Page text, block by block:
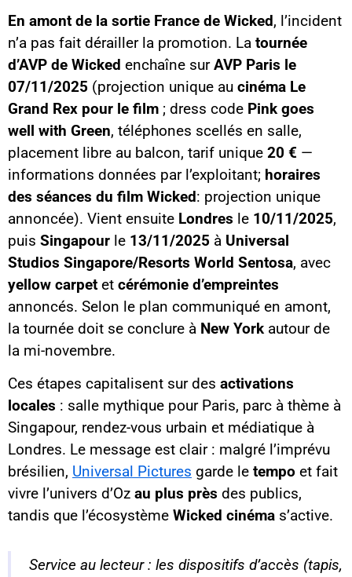
En amont de la sortie France de Wicked, l’incident
n’a pas fait dérailler la promotion. La tournée
d’AVP de Wicked enchaîne surAVP Paris le
07/11/2025 (projection unique au cinéma Le
Grand Rex pour le film ; dress code Pink goes
well with Green, téléphones scellés en salle,
placement libre au balcon, tarif unique 20 € —
informations données par l’exploitant; horaires
des séances du film Wicked: projection unique
annoncée). Vient ensuite Londres le 10/11/2025,
puis Singapour le 13/11/2025 à Universal
Studios Singapore/Resorts World Sentosa, avec
yellow carpet et cérémonie d’empreintes
annoncés. Selon le plan communiqué en amont,
la tournée doit se conclure à New York autour de
la mi-novembre.
Ces étapes capitalisent sur des activations
locales : salle mythique pour Paris, parc à thème à
Singapour, rendez-vous urbain et médiatique à
Londres. Le message est clair : malgré l’imprévu
brésilien, Universal Pictures garde le tempo et fait
vivre l’univers d’Oz au plus près des publics,
tandis que l’écosystème Wicked cinéma s’active.
Service au lecteur : les dispositifs d’accès (tapis,